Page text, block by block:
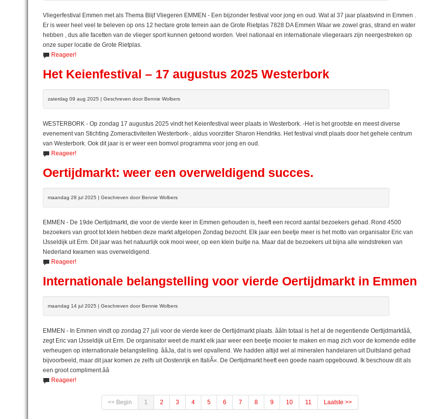
Vliegerfestival Emmen met als Thema Blijf Vliegeren EMMEN - Een bijzonder festival voor jong en oud. Wat al 37 jaar plaatsvind in Emmen .
Er is weer heel veel te beleven op ons 12 hectare grote terrein aan de Grote Rietplas 7828 DA Emmen Waar we zowel gras, strand en water
hebben , dus alle facetten van de vlieger sport kunnen getoond worden. Veel nationaal en internationale vliegeraars zijn neergestreken op
onze super locatie de Grote Rietplas.
Reageer!
Het Keienfestival – 17 augustus 2025 Westerbork
zaterdag 09 aug 2025 | Geschreven door Bennie Wolbers
WESTERBORK - Op zondag 17 augustus 2025 vindt het Keienfestival weer plaats in Westerbork. -Het is het grootste en meest diverse
evenement van Stichting Zomeractiviteiten Westerbork-, aldus voorzitter Sharon Hendriks. Het festival vindt plaats door het gehele centrum
van Westerbork. Ook dit jaar is er weer een bomvol programma voor jong en oud.
Reageer!
Oertijdmarkt: weer een overweldigend succes.
maandag 28 jul 2025 | Geschreven door Bennie Wolbers
EMMEN - De 19de Oertijdmarkt, die voor de vierde keer in Emmen gehouden is, heeft een record aantal bezoekers gehad. Rond 4500
bezoekers van groot tot klein hebben deze markt afgelopen Zondag bezocht. Elk jaar een beetje meer is het motto van organisator Eric van
IJsseldijk uit Erm. Dit jaar was het natuurlijk ook mooi weer, op een klein buitje na. Maar dat de bezoekers uit bijna alle windstreken van
Nederland kwamen was overweldigend.
Reageer!
Internationale belangstelling voor vierde Oertijdmarkt in Emmen
maandag 14 jul 2025 | Geschreven door Bennie Wolbers
EMMEN - In Emmen vindt op zondag 27 juli voor de vierde keer de Oertijdmarkt plaats. ââIn totaal is het al de negentiende Oertijdmarktââ,
zegt Eric van IJsseldijk uit Erm. De organisator weet de markt elk jaar weer een beetje mooier te maken en mag zich voor de komende editie
verheugen op internationale belangstelling. ââJa, dat is wel opvallend. We hadden altijd wel al mineralen handelaren uit Duitsland gehad
bijvoorbeeld, maar dit jaar komen ze zelfs uit Oostenrijk en ItaliÃ«. De Oertijdmarkt heeft een goede naam opgebouwd. Ik beschouw dit als
een groot compliment.ââ
Reageer!
<< Begin 1 2 3 4 5 6 7 8 9 10 11 Laatste >>